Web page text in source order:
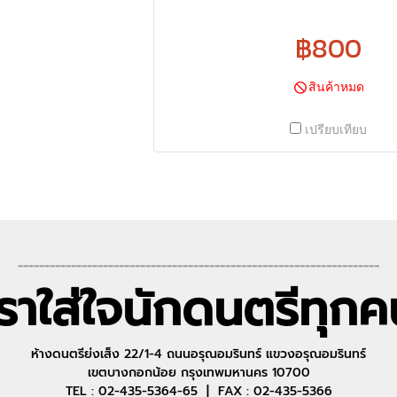
฿800
สินค้าหมด
เปรียบเทียบ
--------------------------------------------------------------------
าใส่ใจนักดนตรีทุก
ห้างดนตรีย่งเส็ง 22/1-4 ถนนอรุณอมรินทร์ แขวงอรุณอมรินทร์
เขตบางกอกน้อย กรุงเทพมหานคร 10700
TEL : 02-435-5364-65 | FAX : 02-435-5366